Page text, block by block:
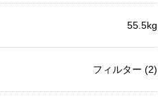
55.5kg
フィルター (2)